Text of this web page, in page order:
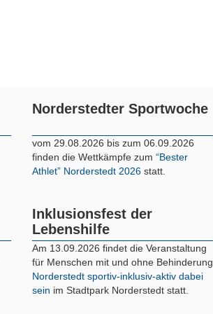
Norderstedter Sportwoche
vom 29.08.2026 bis zum 06.09.2026
finden die Wettkämpfe zum “Bester
Athlet” Norderstedt 2026 statt.
Inklusionsfest der
Lebenshilfe
Am 13.09.2026 findet die Veranstaltung
für Menschen mit und ohne Behinderung
Norderstedt sportiv-inklusiv-aktiv dabei
sein im Stadtpark Norderstedt statt.